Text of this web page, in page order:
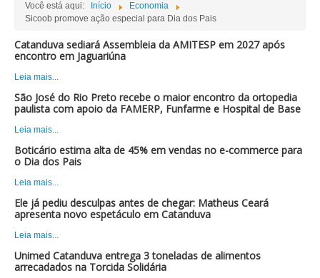
Você está aqui: Início
Economia
Sicoob promove ação especial para Dia dos Pais
Catanduva sediará Assembleia da AMITESP em 2027 após
encontro em Jaguariúna
Leia mais...
São José do Rio Preto recebe o maior encontro da ortopedia
paulista com apoio da FAMERP, Funfarme e Hospital de Base
Leia mais...
Boticário estima alta de 45% em vendas no e-commerce para
o Dia dos Pais
Leia mais...
Ele já pediu desculpas antes de chegar: Matheus Ceará
apresenta novo espetáculo em Catanduva
Leia mais...
Unimed Catanduva entrega 3 toneladas de alimentos
arrecadados na Torcida Solidária